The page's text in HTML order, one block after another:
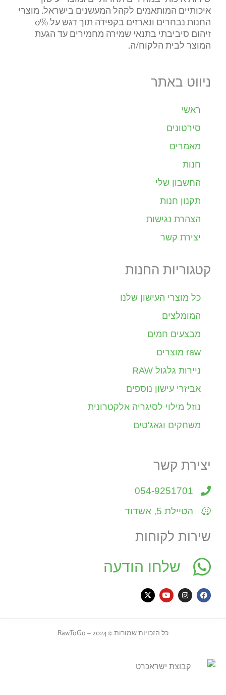
איכותיים המותאמים לקהל המעשנים בישראל. מוצרי
החנות נבחרים ונארזים בקפידה תוך דגש על 0%
זיהום סיביבתי בתנאי שמירה מחמירים עד הגעת
המוצר לבית הלקוח/ה.
ניווט באתר
ראשי
סירטונים
מאמרים
חנות
החשבון שלי
תקנון חנות
הצהרת נגישות
יצירת קשר
קטגוריות החנות
כל מוצרי העישון שלנו
המומלצים
מבצעים חמים
raw מוצרים
ניירות גלגול RAW
אביזרי עישון נוספים
נוזל מילוי לסיגריה אלקטרונית
משחקים וגאג'טים
יצירת קשר
054-9251701
הטיילת 5, אשדוד
שירות לקוחות
שלחו הודעה
F
a
c
b
I
n
s
a
Y
o
u
u
e
X
-
t
i
t
כל הזכויות שמורות © 2024 – RawToGo